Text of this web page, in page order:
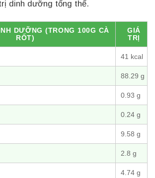
dinh dưỡng tổng thể.
DƯỠNG (TRONG 100G CÀ
RỐT)
GIÁ
TRỊ
41 kcal
88.29 g
0.93 g
0.24 g
9.58 g
2.8 g
4.74 g